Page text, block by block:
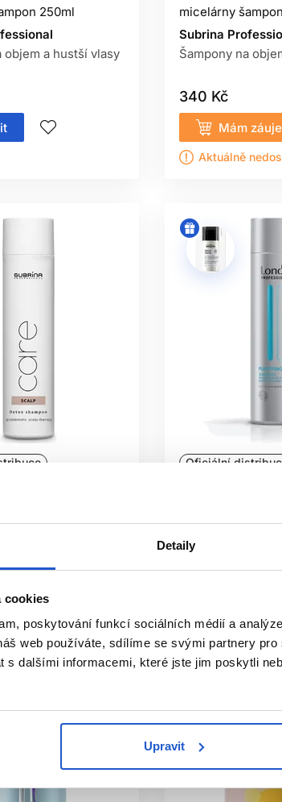
Detaily
cookies
poskytování funkcí sociálních médií a
web používáte, sdílíme se svými partnery
s dalšími informacemi, které jste jim poskytli
Upravit
250ml
objem a hustší vlasy
micelárny
Subrina
Šampony na
340 Kč
Mám
Aktuálně
Oficiální
Londa
Aktuálně